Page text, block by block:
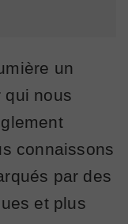
un
qui nous
connaissons
par des
et plus